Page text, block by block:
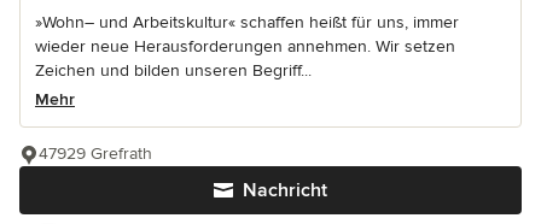
»Wohn– und Arbeitskultur« schaffen heißt für uns, immer
wieder neue Herausforderungen annehmen. Wir setzen
Zeichen und bilden unseren Begriff...
Mehr
Nachricht
47929 Grefrath